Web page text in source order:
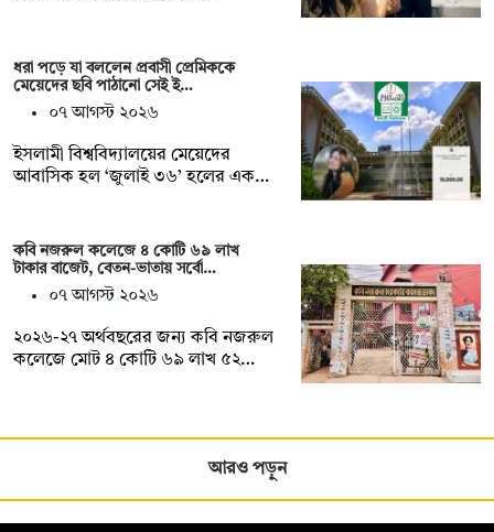
ধরা পড়ে যা বললেন প্রবাসী প্রেমিককে
মেয়েদের ছবি পাঠানো সেই ই…
০৭ আগস্ট ২০২৬
ইসলামী বিশ্ববিদ্যালয়ের মেয়েদের
আবাসিক হল ‘জুলাই ৩৬’ হলের এক…
কবি নজরুল কলেজে ৪ কোটি ৬৯ লাখ
টাকার বাজেট, বেতন-ভাতায় সর্বো…
০৭ আগস্ট ২০২৬
২০২৬-২৭ অর্থবছরের জন্য কবি নজরুল
কলেজে মোট ৪ কোটি ৬৯ লাখ ৫২…
আরও পড়ুন